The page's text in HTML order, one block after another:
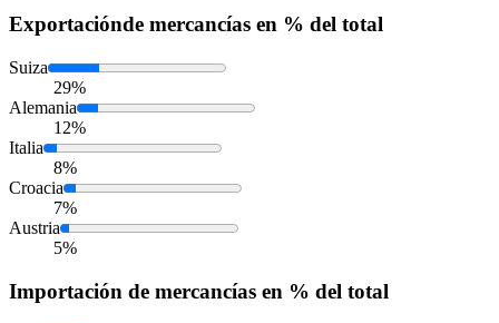
Exportaciónde mercancías en % del total
Suiza
29%
Alemania
12%
Italia
8%
Croacia
7%
Austria
5%
Importación de mercancías en % del total